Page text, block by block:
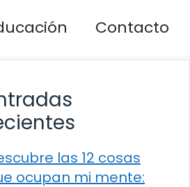
Contacto
las 12 cosas
ocupan mi mente: